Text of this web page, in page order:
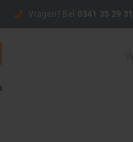
Vragen? Bel 0341 35 29 31